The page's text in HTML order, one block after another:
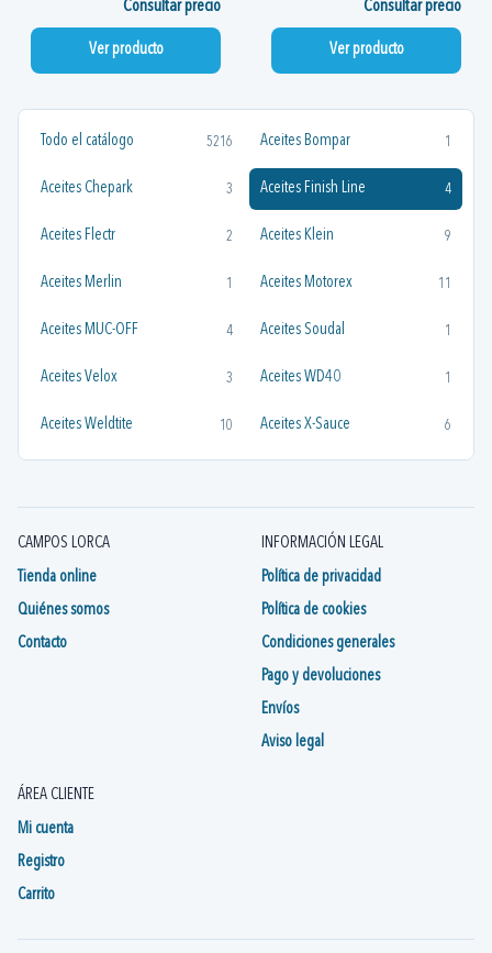
Todo el catálogo 5216 Aceites Bompar 1
Aceites Chepark 3 Aceites Finish Line 4
Aceites Flectr 2 Aceites Klein 9
Aceites Merlin 1 Aceites Motorex 11
Aceites MUC-OFF 4 Aceites Soudal 1
Aceites Velox 3 Aceites WD40 1
Aceites Weldtite 10 Aceites X-Sauce 6
Grasas y Aceites SHIMANO
Consultar precio
Ver producto
Consultar precio
Ver producto
CAMPOS LORCA
Tienda online
Quiénes somos
Contacto
INFORMACIÓN LEGAL
Política de privacidad
Política de cookies
Condiciones generales
Pago y devoluciones
Envíos
Aviso legal
ÁREA CLIENTE
Mi cuenta
Registro
Carrito